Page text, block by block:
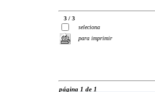
3 / 3
seleciona
para imprimir
página 1 de 1